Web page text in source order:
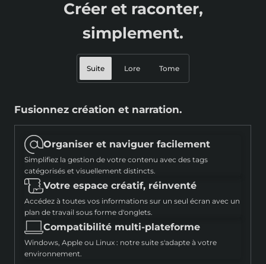
Créer et raconter,
simplement.
Suite Lore Tome
Fusionnez création et narration.
Organiser et naviguer facilement
Simplifiez la gestion de votre contenu avec des tags
catégorisés et visuellement distincts.
Votre espace créatif, réinventé
Accédez à toutes vos informations sur un seul écran avec un
plan de travail sous forme d'onglets.
Compatibilité multi-plateforme
Windows, Apple ou Linux : notre suite s'adapte à votre
environnement.
Créer des univers riches en détails
Centraliser et gagner du temps
Créer et organiser vos mondes de manière intuitive avec des
templates personnalisés.
Exprimer votre créativité sans limite
Concevez des univers de jeu riches en détails et établissez un
cadre cohérent pour vos joueurs.
Automate and simplify
Automatisez des blocs pour remplir rapidement et garder la
cohérence entre les pages.
Raconter des histoires mémorables
Suivi des choix des joueurs
Keep track of your players’ decisions in real-time to enrich
your story.
Connexion monde-histoire
Racontez des récits à partir de l'univers que vous avez créé.
Scénarios non-linéaires
Proposez des défis et des choix pour une expérience de jeu
enrichissante.